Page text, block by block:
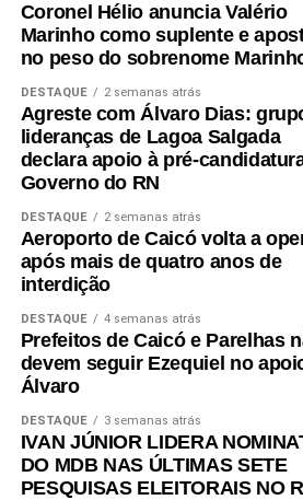
Durante a reunião, os
importância da aproximação
soluções que favoreçam o
geração de emprego e renda e
investimentos.
O presidente Roberto Serquiz
desenvolvimento proposta pela
iniciativas nas áreas de
objetivo de incentivar o crescimento
“O RN tem um enorme potencial
riquezas, de forma sustentável, em
para o nosso povo e isso passa
indústria”, disse o presidente da
Coronel Hélio anuncia Valério
Marinho como suplente e
no peso do sobrenome
DESTAQUE 2 semanas atrás
Agreste com Álvaro Dias:
lideranças de Lagoa Salgada
declara apoio à pré-
Governo do RN
DESTAQUE 2 semanas atrás
Aeroporto de Caicó volta a
após mais de quatro anos de
interdição
DESTAQUE 4 semanas atrás
Prefeitos de Caicó e Parelhas
devem seguir Ezequiel no
Álvaro
DESTAQUE 3 semanas atrás
IVAN JÚNIOR LIDERA
DO MDB NAS ÚLTIMAS SETE
PESQUISAS ELEITORAIS NO